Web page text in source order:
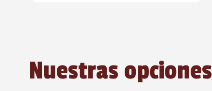
Nuestras opciones